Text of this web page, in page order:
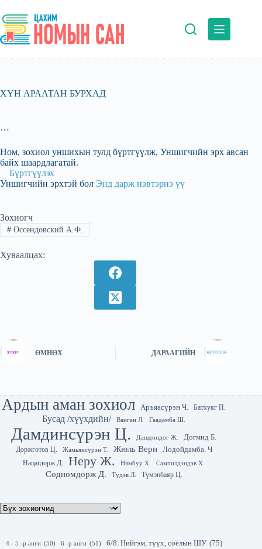
to
content
ХҮН АРААТАН БУРХАД
…
Ном, зохиол уншихын тулд бүртгүүлж, Уншигчийн эрх авсан
байх шаардлагатай.
Бүртгүүлэх
Уншигчийн эрхтэй бол Энд дарж нэвтэрнэ үү
Зохиогч
#Оссендовский А.Ф.
Хуваалцах:
ӨМНӨХ ДАРААГИЙН
Ардын аман зохиол Аръяасүрэн Ч. Батхуяг П.
Бусад /хүүхдийн/ Ванган Л. Гаадамба Ш.
Дамдинсүрэн Ц. Дашдондог Ж.
Догмид Б.
Доржготов Ц.
Жамьянсүрэн Т. Жюль Верн Лодойдамба. Ч
Нацагдорж Д. Неру Ж. Нямбуу Х. Сампилдэндэв Х.
Содномдорж Д. Түдэв Л. Түмэнбаяр Ц.
4 - 5 -р анги (50) 6 -р анги (51) 6/8. Нийгэм, түүх, соёлын ШУ (75)